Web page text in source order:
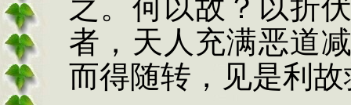
之。何以故？以折
者，天人充满恶道
而得随转，见是利